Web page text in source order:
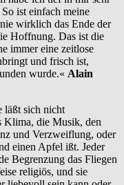
ist einfach meine
wirklich das Ende der
Hoffnung. Das ist die
immer eine zeitlose
und frisch ist,
wurde.« Alain
läßt sich nicht
Klima, die Musik, den
und Verzweiflung, oder
einen Apfel ißt. Jeder
Begrenzung das Fliegen
religiös, und sie